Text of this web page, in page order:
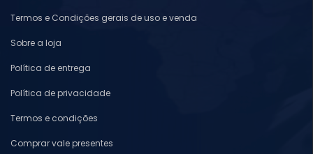
Termos e Condições gerais de uso e venda
Sobre a loja
Política de entrega
Política de privacidade
Termos e condições
Comprar vale presentes